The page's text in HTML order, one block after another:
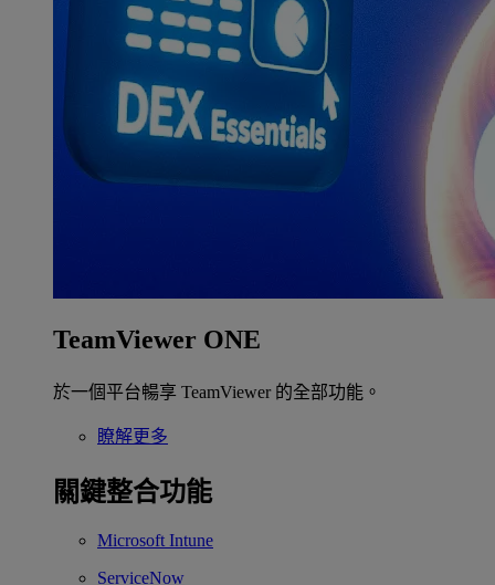
TeamViewer ONE
於一個平台暢享 TeamViewer 的全部功能。
瞭解更多
關鍵整合功能
Microsoft Intune
ServiceNow